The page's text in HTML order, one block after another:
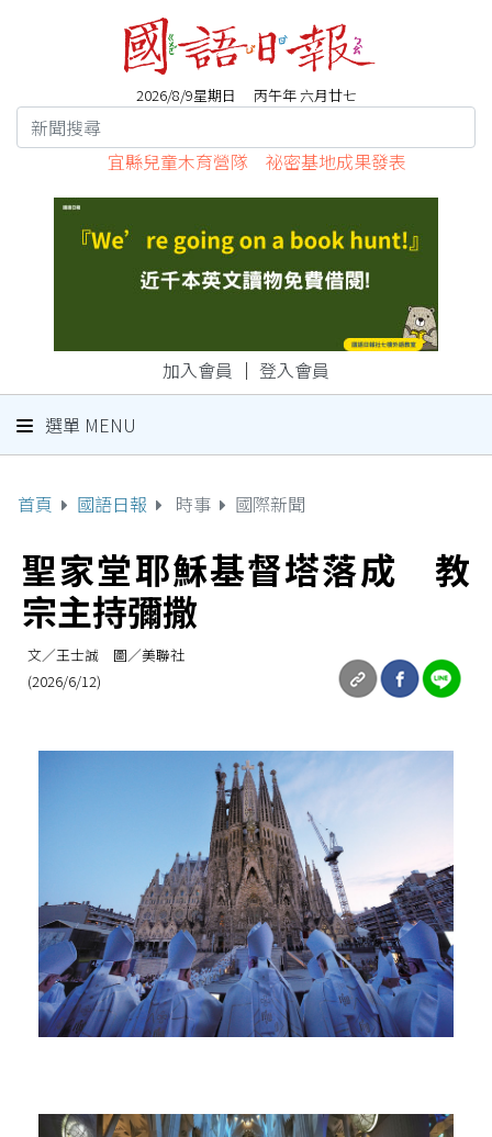
2026/8/9星期日 丙午年 六月廿七
宜縣兒童木育營隊 祕密基地成果發表
加入會員 ｜ 登入會員
選單 MENU
首頁 國語日報 時事 國際新聞
聖家堂耶穌基督塔落成 教
宗主持彌撒
文／王士誠 圖／美聯社
(2026/6/12)